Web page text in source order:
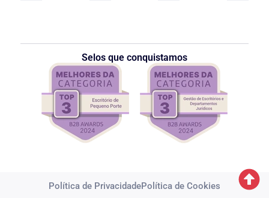
Selos que conquistamos
Política de PrivacidadePolítica de Cookies